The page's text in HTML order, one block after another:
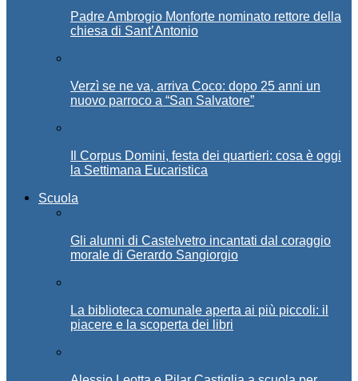
Padre Ambrogio Monforte nominato rettore della
chiesa di Sant’Antonio
Verzì se ne va, arriva Coco: dopo 25 anni un
nuovo parroco a “San Salvatore”
Il Corpus Domini, festa dei quartieri: cosa è oggi
la Settimana Eucaristica
Scuola
Gli alunni di Castelvetro incantati dal coraggio
morale di Gerardo Sangiorgio
La biblioteca comunale aperta ai più piccoli: il
piacere e la scoperta dei libri